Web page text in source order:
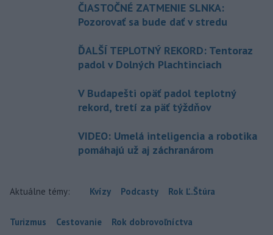
ČIASTOČNÉ ZATMENIE SLNKA:
Pozorovať sa bude dať v stredu
ĎALŠÍ TEPLOTNÝ REKORD: Tentoraz
padol v Dolných Plachtinciach
V Budapešti opäť padol teplotný
rekord, tretí za päť týždňov
VIDEO: Umelá inteligencia a robotika
pomáhajú už aj záchranárom
Aktuálne témy: Kvízy Podcasty Rok Ľ.Štúra
Turizmus Cestovanie Rok dobrovoľníctva